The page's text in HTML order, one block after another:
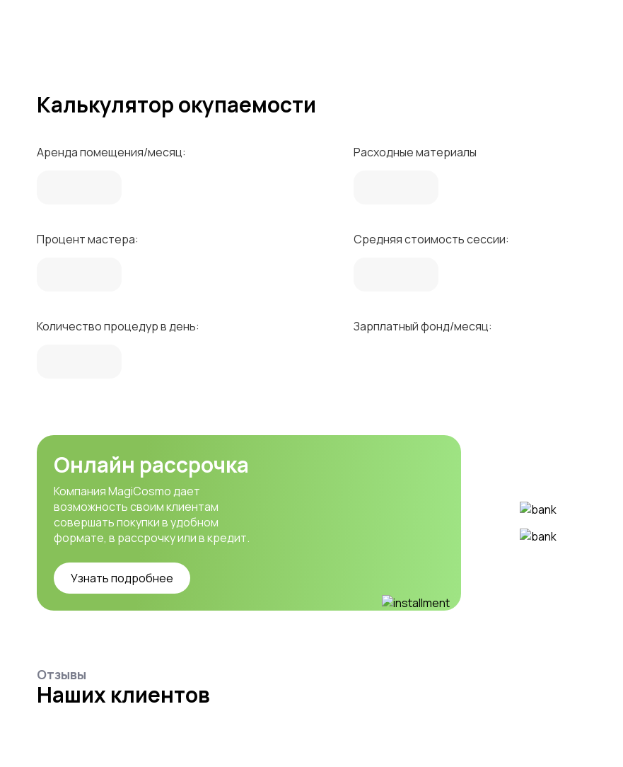
Калькулятор окупаемости
Аренда помещения/месяц: Расходные материалы
Процент мастера: Средняя стоимость сессии:
Количество процедур в день: Зарплатный фонд/месяц:
Онлайн рассрочка
Компания MagiCosmo дает
возможность своим клиентам
совершать покупки в удобном
формате, в рассрочку или в кредит.
Узнать подробнее
Отзывы
Наших клиентов